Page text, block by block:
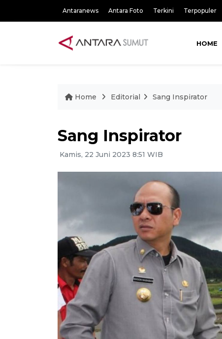
Antaranews Antara Foto Terkini Terpopuler
HOME
Home Editorial Sang Inspirator
Sang Inspirator
Kamis, 22 Juni 2023 8:51 WIB